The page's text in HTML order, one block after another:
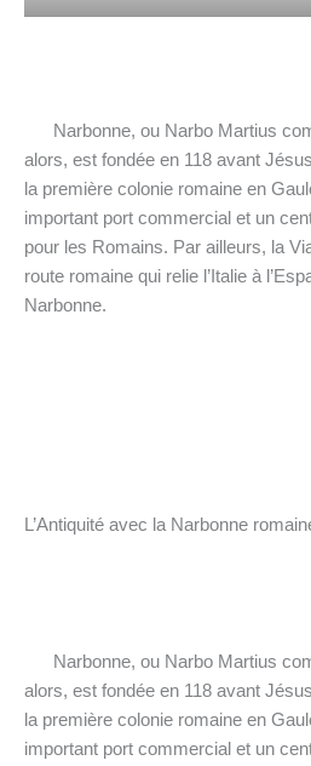
Narbonne, ou Narbo Martius
alors, est fondée en 118 avant
la première colonie romaine en
important port commercial et un
pour les Romains. Par ailleurs, la
route romaine qui relie l’Italie à
Narbonne.
L’Antiquité avec la Narbonne
Narbonne, ou Narbo Martius
alors, est fondée en 118 avant
la première colonie romaine en
important port commercial et un